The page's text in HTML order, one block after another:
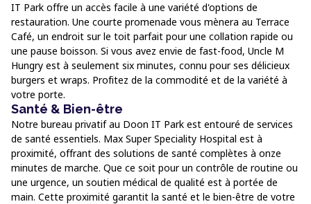
IT Park offre un accès facile à une variété d'options de
restauration. Une courte promenade vous mènera au Terrace
Café, un endroit sur le toit parfait pour une collation rapide ou
une pause boisson. Si vous avez envie de fast-food, Uncle M
Hungry est à seulement six minutes, connu pour ses délicieux
burgers et wraps. Profitez de la commodité et de la variété à
votre porte.
Santé & Bien-être
Notre bureau privatif au Doon IT Park est entouré de services
de santé essentiels. Max Super Speciality Hospital est à
proximité, offrant des solutions de santé complètes à onze
minutes de marche. Que ce soit pour un contrôle de routine ou
une urgence, un soutien médical de qualité est à portée de
main. Cette proximité garantit la santé et le bien-être de votre